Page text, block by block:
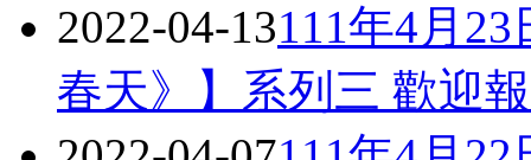
2022-04-13111年4月
春天》】系列三 歡迎